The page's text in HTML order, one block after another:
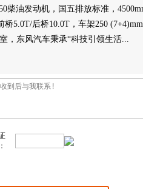
柴油发动机，国五排放标准，
桥5.0T/后桥10.0T，车架250
，东风汽车秉承“科技引领生活...